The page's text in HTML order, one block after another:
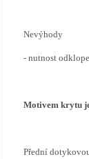
Nevýhody
- nutnost
Motivem krytu
Přední